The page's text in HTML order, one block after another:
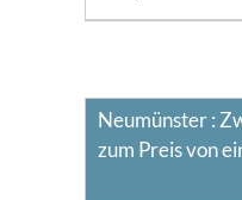
Neumünster :
zum Preis von